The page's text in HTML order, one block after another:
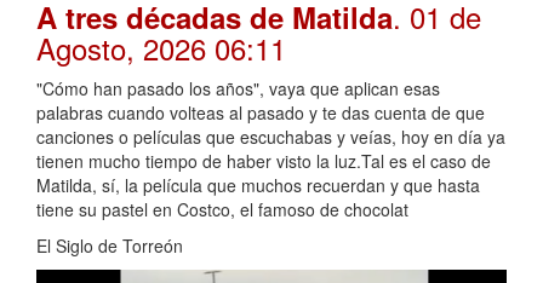
A tres décadas de Matilda. 01 de
Agosto, 2026 06:11
"Cómo han pasado los años", vaya que aplican esas
palabras cuando volteas al pasado y te das cuenta de que
canciones o películas que escuchabas y veías, hoy en día ya
tienen mucho tiempo de haber visto la luz.Tal es el caso de
Matilda, sí, la película que muchos recuerdan y que hasta
tiene su pastel en Costco, el famoso de chocolat
El Siglo de Torreón